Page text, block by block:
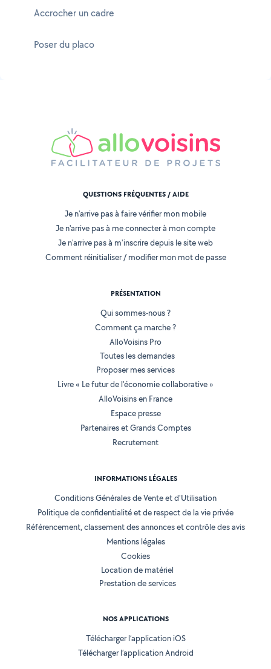
Accrocher un cadre
Poser du placo
QUESTIONS FRÉQUENTES / AIDE
Je n'arrive pas à faire vérifier mon mobile
Je n'arrive pas à me connecter à mon compte
Je n'arrive pas à m'inscrire depuis le site web
Comment réinitialiser / modifier mon mot de passe
PRÉSENTATION
Qui sommes-nous ?
Comment ça marche ?
AlloVoisins Pro
Toutes les demandes
Proposer mes services
Livre « Le futur de l'économie collaborative »
AlloVoisins en France
Espace presse
Partenaires et Grands Comptes
Recrutement
INFORMATIONS LÉGALES
Conditions Générales de Vente et d'Utilisation
Politique de confidentialité et de respect de la vie privée
Référencement, classement des annonces et contrôle des avis
Mentions légales
Cookies
Location de matériel
Prestation de services
NOS APPLICATIONS
Télécharger l’application iOS
Télécharger l’application Android